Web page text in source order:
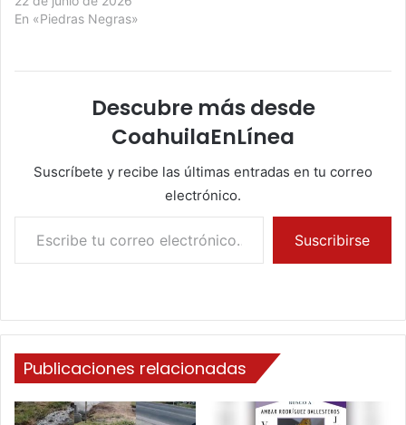
En «Piedras Negras»
Descubre más desde
CoahuilaEnLínea
Suscríbete y recibe las últimas entradas en tu correo
electrónico.
Escribe tu correo electrónico…
Suscribirse
Publicaciones relacionadas